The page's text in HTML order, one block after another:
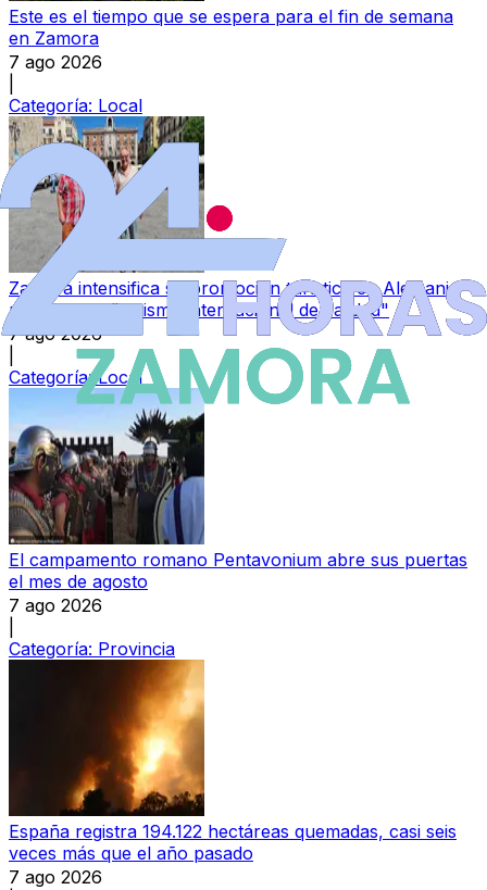
Este es el tiempo que se espera para el fin de semana
en Zamora
7 ago 2026
Categoría: Local
Zamora intensifica su promoción turística en Alemania
para captar "turismo internacional de calidad"
7 ago 2026
Categoría:Local
El campamento romano Pentavonium abre sus puertas
el mes de agosto
7 ago 2026
Categoría: Provincia
España registra 194.122 hectáreas quemadas, casi seis
veces más que el año pasado
7 ago 2026